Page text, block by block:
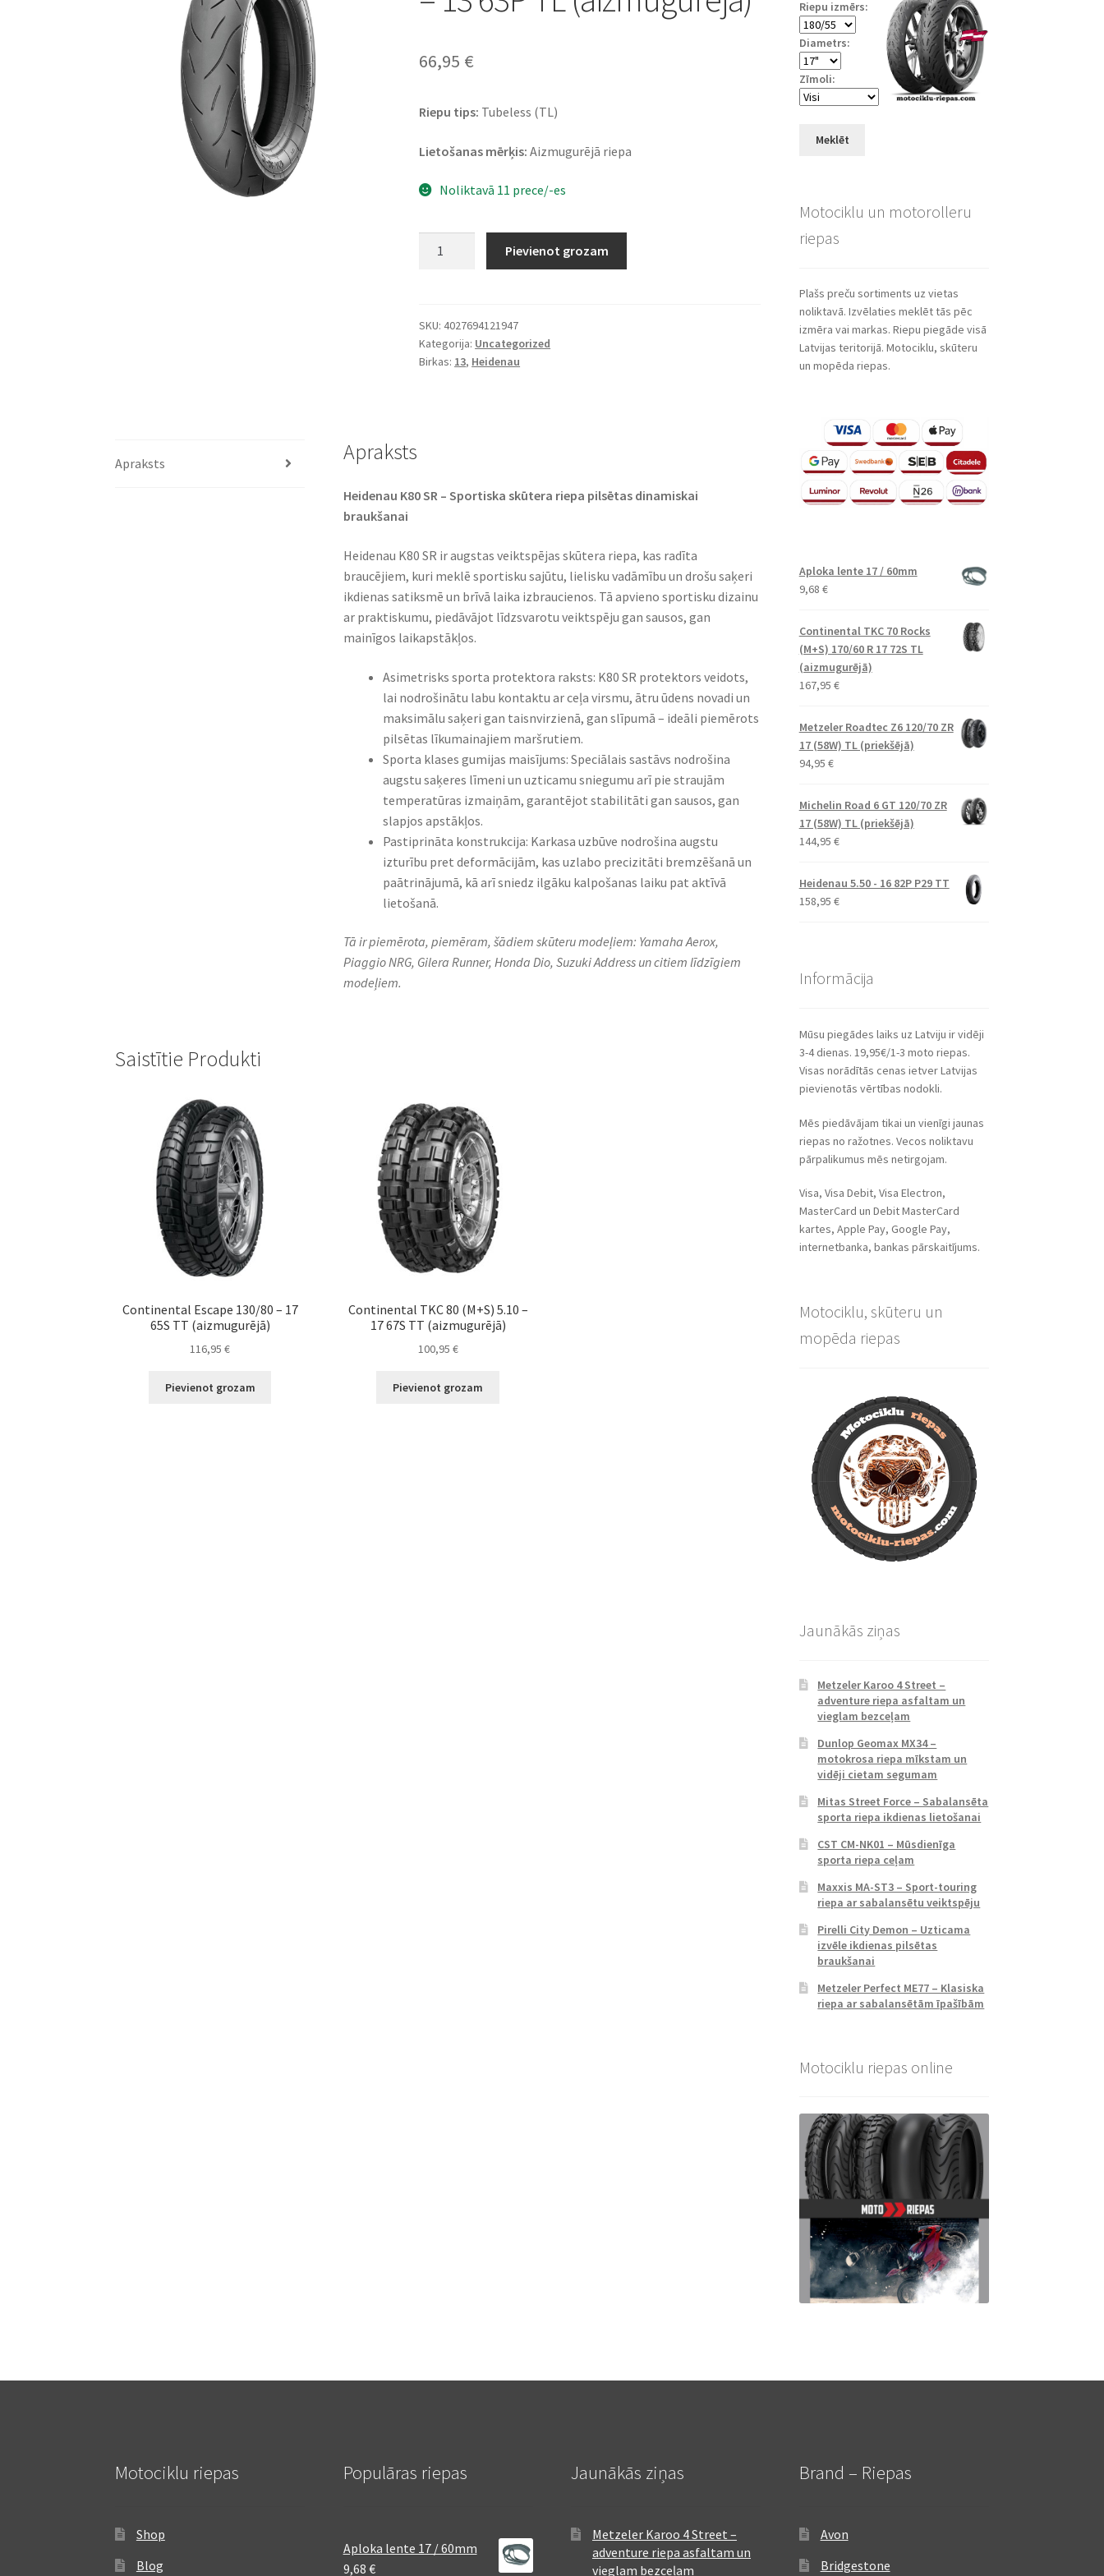
66,95 €
Riepu tips: Tubeless (TL)
Lietošanas mērķis: Aizmugurējā riepa
Noliktavā 11 prece/-es
140/60
-
13
Pievienot grozam
SKU:4027694121947
Kategorija: Uncategorized
Birkas: 13, Heidenau
Apraksts Apraksts
Heidenau K80 SR – Sportiska skūtera riepa pilsētas dinamiskai
braukšanai
Heidenau K80 SR ir augstas veiktspējas skūtera riepa, kas radīta
braucējiem, kuri meklē sportisku sajūtu, lielisku vadāmību un drošu saķeri
ikdienas satiksmē un brīvā laika izbraucienos. Tā apvieno sportisku dizainu
ar praktiskumu, piedāvājot līdzsvarotu veiktspēju gan sausos, gan
mainīgos laikapstākļos.
Asimetrisks sporta protektora raksts: K80 SR protektors veidots,
lai nodrošinātu labu kontaktu ar ceļa virsmu, ātru ūdens novadi un
maksimālu saķeri gan taisnvirzienā, gan slīpumā – ideāli piemērots
pilsētas līkumainajiem maršrutiem.
Sporta klases gumijas maisījums: Speciālais sastāvs nodrošina
augstu saķeres līmeni un uzticamu sniegumu arī pie straujām
temperatūras izmaiņām, garantējot stabilitāti gan sausos, gan
slapjos apstākļos.
Pastiprināta konstrukcija: Karkasa uzbūve nodrošina augstu
izturību pret deformācijām, kas uzlabo precizitāti bremzēšanā un
paātrinājumā, kā arī sniedz ilgāku kalpošanas laiku pat aktīvā
lietošanā.
Tā ir piemērota, piemēram, šādiem skūteru modeļiem: Yamaha Aerox,
Piaggio NRG, Gilera Runner, Honda Dio, Suzuki Address un citiem līdzīgiem
modeļiem.
Saistītie Produkti
Continental Escape 130/80 – 17
65S TT (aizmugurējā)
116,95€
Pievienot grozam
Continental TKC 80 (M+S) 5.10 –
17 67S TT (aizmugurējā)
100,95 €
Pievienot grozam
Riepu izmērs:
Diametrs:
Zīmoli:
Meklēt
Motociklu un motorolleru
riepas
Plašs preču sortiments uz vietas
noliktavā. Izvēlaties meklēt tās pēc
izmēra vai markas. Riepu piegāde visā
Latvijas teritorijā. Motociklu, skūteru
un mopēda riepas.
Aploka lente 17 / 60mm
9,68 €
Continental TKC 70 Rocks
(M+S) 170/60 R 17 72S TL
(aizmugurējā)
167,95 €
Metzeler Roadtec Z6 120/70 ZR
17 (58W) TL (priekšējā)
94,95 €
Michelin Road 6 GT 120/70 ZR
17 (58W) TL (priekšējā)
144,95 €
Heidenau 5.50 - 16 82P P29 TT
158,95 €
Informācija
Mūsu piegādes laiks uz Latviju ir vidēji
3-4 dienas. 19,95€/1-3 moto riepas.
Visas norādītās cenas ietver Latvijas
pievienotās vērtības nodokli.
Mēs piedāvājam tikai un vienīgi jaunas
riepas no ražotnes. Vecos noliktavu
pārpalikumus mēs netirgojam.
Visa, Visa Debit, Visa Electron,
MasterCard un Debit MasterCard
kartes, Apple Pay, Google Pay,
internetbanka, bankas pārskaitījums.
Motociklu, skūteru un
mopēda riepas
Jaunākās ziņas
Metzeler Karoo 4 Street –
adventure riepa asfaltam un
vieglam bezceļam
Dunlop Geomax MX34 –
motokrosa riepa mīkstam un
vidēji cietam segumam
Mitas Street Force – Sabalansēta
sporta riepa ikdienas lietošanai
CST CM-NK01 – Mūsdienīga
sporta riepa ceļam
Maxxis MA-ST3 – Sport-touring
riepa ar sabalansētu veiktspēju
Pirelli City Demon – Uzticama
izvēle ikdienas pilsētas
braukšanai
Metzeler Perfect ME77 – Klasiska
riepa ar sabalansētām īpašībām
Motociklu riepas online
Motociklu riepas
Shop
Blog
Populāras riepas
Aploka lente 17 / 60mm
9,68 €
Jaunākās ziņas
Metzeler Karoo 4 Street –
adventure riepa asfaltam un
vieglam bezceļam
Brand – Riepas
Avon
Bridgestone